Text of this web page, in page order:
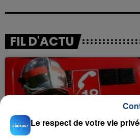
FIL D'ACTU
Le respect de votre vie